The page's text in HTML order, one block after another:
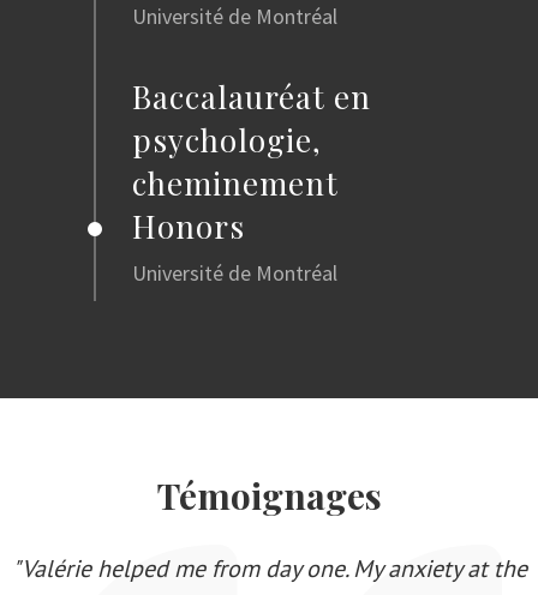
Université de Montréal
Baccalauréat en
psychologie,
cheminement
Honors
Université de Montréal
Témoignages
"Valérie helped me from day one. My anxiety at the